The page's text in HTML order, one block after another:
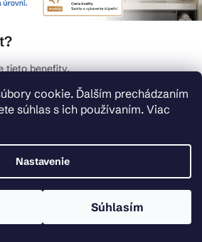
cookie. Ďalším prechádzaním
súhlas s ich používaním. Viac
Nastavenie
Súhlasím
tieto benefity.
uloženým údajom
a zľavy pre registrovaných
REGISTROVAŤ SA
tieto benefity
uloženým údajom